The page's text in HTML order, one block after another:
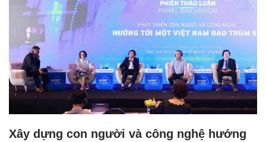
Xây dựng con người và công nghệ hướng